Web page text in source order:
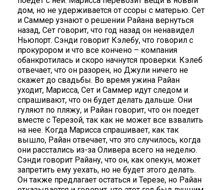
дом, но не удерживается от ссоры с матерью. Сет
и Саммер узнают о решении Райана вернуться
назад, Сет говорит, что год назад он ненавидел
Ньюпорт. Сэнди говорит Кэлебу, что говорил с
прокурором и что все кончено – компания
обанкротилась и скоро начнутся проверки. Кэлеб
отвечает, что он разорен, но Джули ничего не
скажет до свадьбы. Во время ужина Райан
уходит, Марисса, Сет и Саммер идут следом и
спрашивают, что он будет делать дальше. Они
гуляют по пляжу, и Райан говорит, что он поедет
вместе с Терезой, так как не может все взвалить
на нее. Когда Марисса спрашивает, как так
вышло, Райан отвечает, что это случилось, когда
они расстались из-за Оливера всего на неделю.
Сэнди говорит Райану, что он, как опекун, может
запретить ему уехать, но не будет этого делать.
Он также предлагает остаться и Терезе, но Райан